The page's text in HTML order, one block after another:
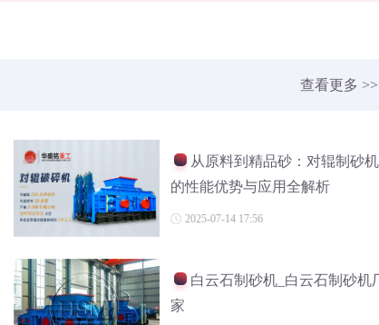
查看更多 >>
从原料到精品砂：对辊制砂机
的性能优势与应用全解析
2025-07-14 17:56
白云石制砂机_白云石制砂机
家